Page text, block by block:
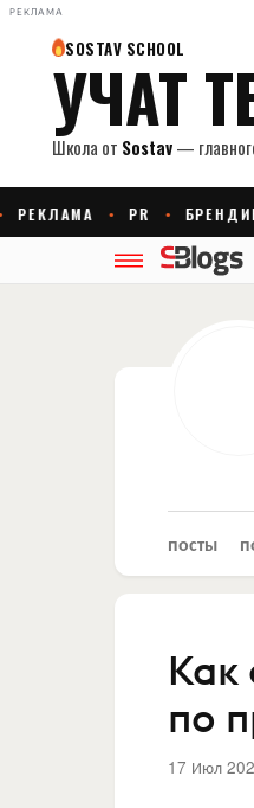
РЕКЛАМА
посты
Как
по
17 Июл